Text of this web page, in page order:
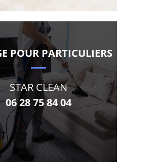
POUR PARTICULIERS
STAR CLEAN
06 28 75 84 04